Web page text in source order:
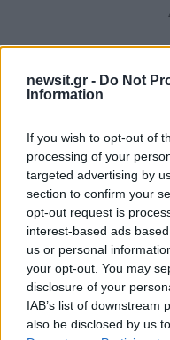
newsit.gr - Do Not
Information
If you wish to opt-out of
processing of your
targeted advertising by
section to confirm your
opt-out request is
interest-based ads
us or personal
your opt-out. You may
disclosure of your
IAB’s list of downstream
also be disclosed by us